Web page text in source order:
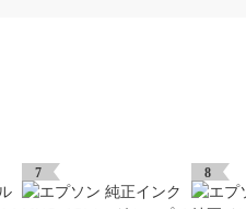
7 8